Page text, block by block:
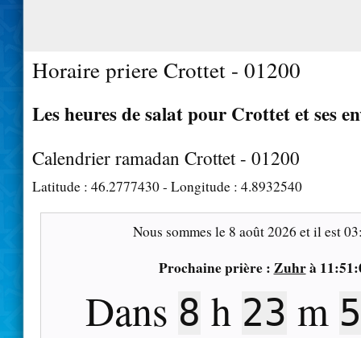
Horaire priere Crottet - 01200
Les heures de salat pour Crottet et ses
Calendrier ramadan Crottet - 01200
Latitude : 46.2777430- Longitude : 4.8932540
Nous sommes le 8 août 2026 et il est
Prochaine prière : Zuhrà
Dans 8 h 23 m